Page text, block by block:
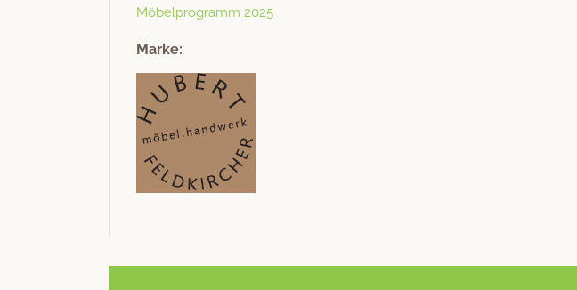
Möbel­pro­gramm 2025
Marke: